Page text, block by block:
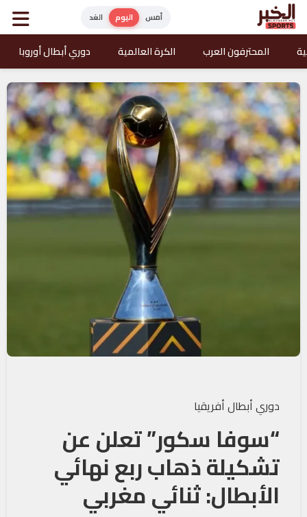
أمس اليوم الغد
المحترفون العرب الكرة العالمية دوري أبطال أوروبا
دوري أبطال أفريقيا
“سوفا سكور” تعلن عن
تشكيلة ذهاب ربع نهائي
الأبطال: ثنائي مغربي